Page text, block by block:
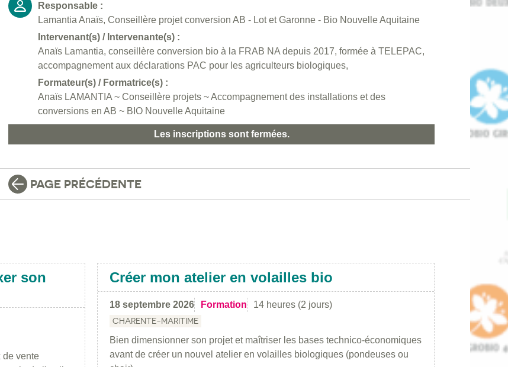
Responsable :
Lamantia Anaïs, Conseillère projet conversion AB - Lot et Garonne - Bio Nouvelle Aquitaine
Intervenant(s) / Intervenante(s) :
Anaïs Lamantia, conseillère conversion bio à la FRAB NA depuis 2017, formée à TELEPAC,
accompagnement aux déclarations PAC pour les agriculteurs biologiques,
Formateur(s) / Formatrice(s) :
Anaïs LAMANTIA ~ Conseillère projets ~ Accompagnement des installations et des
conversions en AB ~ BIO Nouvelle Aquitaine
Les inscriptions sont fermées.
PAGE PRÉCÉDENTE
son
de vente
Créer mon atelier en volailles bio
18 septembre 2026 Formation 14 heures (2 jours)
CHARENTE-MARITIME
Bien dimensionner son projet et maîtriser les bases technico-économiques
avant de créer un nouvel atelier en volailles biologiques (pondeuses ou